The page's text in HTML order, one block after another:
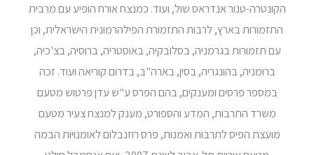
הקונטרה-טנור אנדראס שול, ועוד. כמנצח אורח הופיע עם מרבית
התזמורות בארץ, לרבות התזמורת הפילהרמונית הישראלית, וכן
עם תזמורות בגרמניה, בסלובקיה, באוסטריה, ברוסיה, בצ'כיה,
ברומניה, בהונגריה, בסין, בארה"ב, בדרום קוריאה ועוד. זכה
במספר פרסים ומענקים, בהם הפרס ע"ש עדן פרטוש מטעם
משרד התרבות, המדע והספורט, מענק למנצח צעיר מטעם
מועצת הפיס לתרבות ואמנות, פרס רוזנבלום לאומנויות הבמה